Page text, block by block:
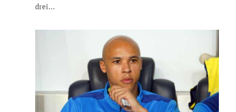
drei…